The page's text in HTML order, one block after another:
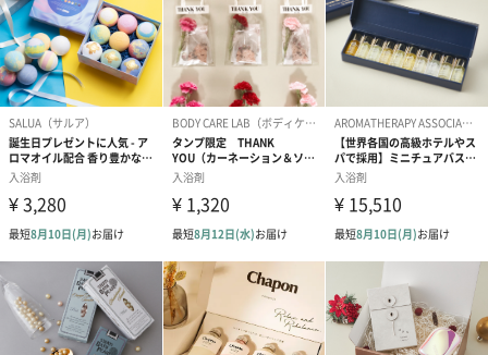
ダンボール装飾（ひま
わり）（720円）
ダンボール装飾（チュ
ーリップ）（720円）
イトピンク×
ト）（580円）
紙袋
お渡し用の紙袋です。